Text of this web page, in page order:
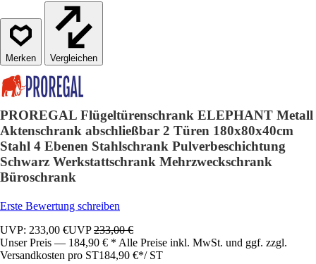
Vergleichen
PROREGAL Flügeltürenschrank ELEPHANT Metall
Aktenschrank abschließbar 2 Türen 180x80x40cm
Stahl 4 Ebenen Stahlschrank Pulverbeschichtung
Schwarz Werkstattschrank Mehrzweckschrank
Büroschrank
Erste Bewertung schreiben
UVP: 233,00 €UVP233,00 €
Unser Preis — 184,90 € * Alle Preise inkl. MwSt. und ggf. zzgl.
Versandkosten pro ST184,90 €*/ ST